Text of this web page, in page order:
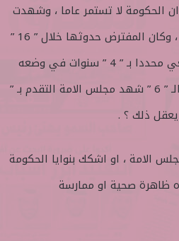
، اي ان الحكومة لا تستمر عاما ، وشهدت
” 4 ” انتخابات لمجلس الامة ، وكان المفترض حدوثها خلال ” 16 ”
عاما ، كون كل فصل تشريعي محددا بـ ” 4 ” سنوات في وضعه
الطبيعي ، وخلال السنوات الـ ” 6 ” شهد مجلس الامة التقدم بـ ”
الامة ، او اشكك بنوايا الحكومة
ظاهرة صحية او ممارسة